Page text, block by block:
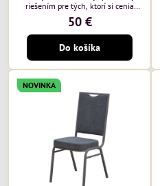
riešením pre tých, ktorí si cenia
vysokú kvalitu a jedinečný dizajn.
Stolička je výnimočná použitím
vysoko kvalitného modrého
čalúnenia Mossa 79 od poľského
výrobcu Davis ktorého látka má
hmotnosť 325 g/m², čo zaručuje
výnimočnú odolnosť a pohodlie.
Okrem toho je látka vybavená
technológiou Easy-Clean, vďaka
ktorej sa ľahko...
50 €
Do košíka
NOVINKA